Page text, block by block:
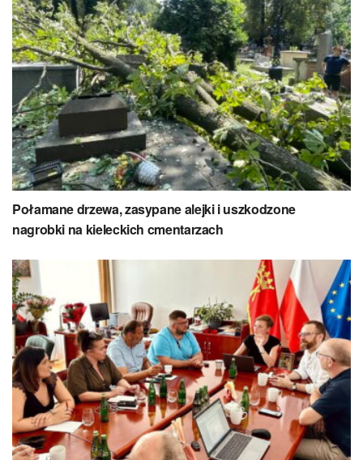
Połamane drzewa, zasypane alejki i uszkodzone
nagrobki na kieleckich cmentarzach